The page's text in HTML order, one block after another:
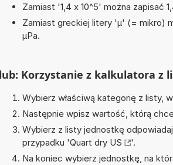
Zamiast '1,4 x 10^5' można zapisać
Zamiast greckiej litery 'µ' (= mikro)
µPa.
lub: Korzystanie z kalkulatora z
Wybierz właściwą kategorię z listy,
Następnie wpisz wartość, którą
Wybierz z listy jednostkę
przypadku 'Quart dry US
'.
Na koniec wybierz jednostkę, na